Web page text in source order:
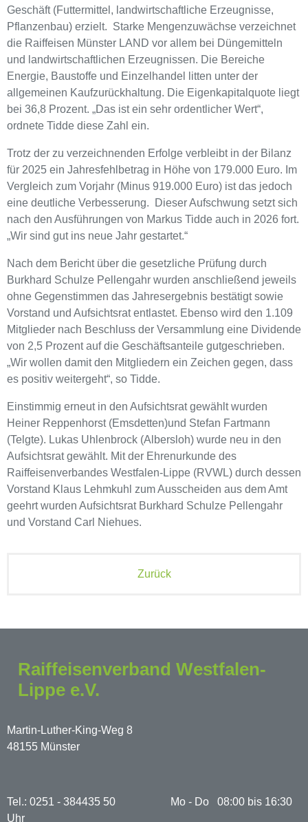
Geschäft (Futtermittel, landwirtschaftliche Erzeugnisse,
Pflanzenbau) erzielt. Starke Mengenzuwächse verzeichnet
die Raiffeisen Münster LAND vor allem bei Düngemitteln
und landwirtschaftlichen Erzeugnissen. Die Bereiche
Energie, Baustoffe und Einzelhandel litten unter der
allgemeinen Kaufzurückhaltung. Die Eigenkapitalquote liegt
bei 36,8 Prozent. „Das ist ein sehr ordentlicher Wert“,
ordnete Tidde diese Zahl ein.
Trotz der zu verzeichnenden Erfolge verbleibt in der Bilanz
für 2025 ein Jahresfehlbetrag in Höhe von 179.000 Euro. Im
Vergleich zum Vorjahr (Minus 919.000 Euro) ist das jedoch
eine deutliche Verbesserung. Dieser Aufschwung setzt sich
nach den Ausführungen von Markus Tidde auch in 2026 fort.
„Wir sind gut ins neue Jahr gestartet.“
Nach dem Bericht über die gesetzliche Prüfung durch
Burkhard Schulze Pellengahr wurden anschließend jeweils
ohne Gegenstimmen das Jahresergebnis bestätigt sowie
Vorstand und Aufsichtsrat entlastet. Ebenso wird den 1.109
Mitglieder nach Beschluss der Versammlung eine Dividende
von 2,5 Prozent auf die Geschäftsanteile gutgeschrieben.
„Wir wollen damit den Mitgliedern ein Zeichen gegen, dass
es positiv weitergeht“, so Tidde.
Einstimmig erneut in den Aufsichtsrat gewählt wurden
Heiner Reppenhorst (Emsdetten)und Stefan Fartmann
(Telgte). Lukas Uhlenbrock (Albersloh) wurde neu in den
Aufsichtsrat gewählt. Mit der Ehrenurkunde des
Raiffeisenverbandes Westfalen-Lippe (RVWL) durch dessen
Vorstand Klaus Lehmkuhl zum Ausscheiden aus dem Amt
geehrt wurden Aufsichtsrat Burkhard Schulze Pellengahr
und Vorstand Carl Niehues.
Zurück
Raiffeisenverband Westfalen-
Lippe e.V.
Martin-Luther-King-Weg 8
48155 Münster
Tel.: 0251 - 384435 50 Mo - Do 08:00 bis 16:30
Uhr